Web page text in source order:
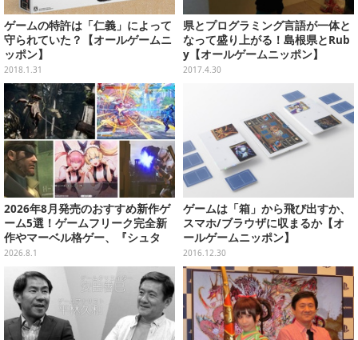
ゲームの特許は「仁義」によって
守られていた？【オールゲームニ
ッポン】
2018.1.31
県とプログラミング言語が一体と
なって盛り上がる！島根県とRub
y【オールゲームニッポン】
2017.4.30
2026年8月発売のおすすめ新作ゲ
ーム5選！ゲームフリーク完全新
作やマーベル格ゲー、『シュタ
ゲ』リブートなど注目作が目白押
し【特集】
2026.8.1
ゲームは「箱」から飛び出すか、
スマホ/ブラウザに収まるか【オ
ールゲームニッポン】
2016.12.30